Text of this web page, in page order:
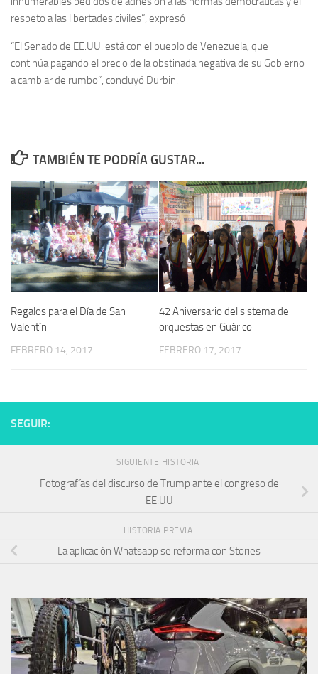
respeto a las libertades civiles”, expresó
“El Senado de EE.UU. está con el pueblo de Venezuela, que
continúa pagando el precio de la obstinada negativa de su Gobierno
a cambiar de rumbo”, concluyó Durbin.
TAMBIÉN TE PODRÍA GUSTAR...
Regalos para el Día de San
Valentín
FEBRERO 14, 2017
42 Aniversario del sistema de
orquestas en Guárico
FEBRERO 17, 2017
SEGUIR:
SIGUIENTE HISTORIA
Fotografías del discurso de Trump ante el congreso de
EE:UU
HISTORIA PREVIA
La aplicación Whatsapp se reforma con Stories